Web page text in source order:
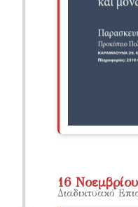
16
Διαδικτυακό